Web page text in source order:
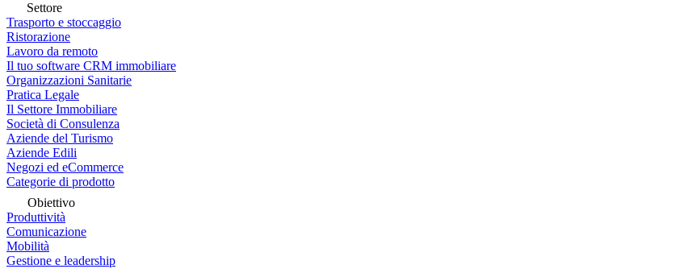
Settore
Trasporto e stoccaggio
Ristorazione
Lavoro da remoto
Il tuo software CRM immobiliare
Organizzazioni Sanitarie
Pratica Legale
Il Settore Immobiliare
Società di Consulenza
Aziende del Turismo
Aziende Edili
Negozi ed eCommerce
Categorie di prodotto
Obiettivo
Produttività
Comunicazione
Mobilità
Gestione e leadership